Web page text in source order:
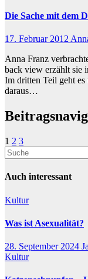
Die Sache mit dem
17. Februar 2012
Anna Franz
back view erzählt sie
Im dritten Teil geht
daraus…
1 2 3
Auch interessant
Kultur
Was ist Asexualität?
28. September 2024
Kultur